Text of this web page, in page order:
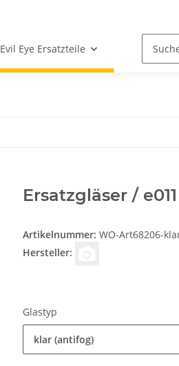
Evil Eye Ersatzteile
Ersatzgläser /
Artikelnummer: WO-Art68206-
Hersteller:
Glastyp
klar (antifog)